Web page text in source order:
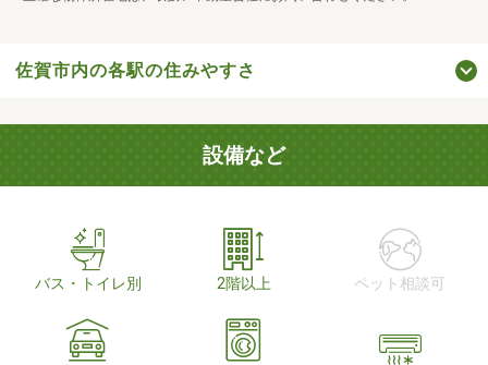
佐賀市内の各駅の住みやすさ
設備など
バス・トイレ別 2階以上 ペット相談可